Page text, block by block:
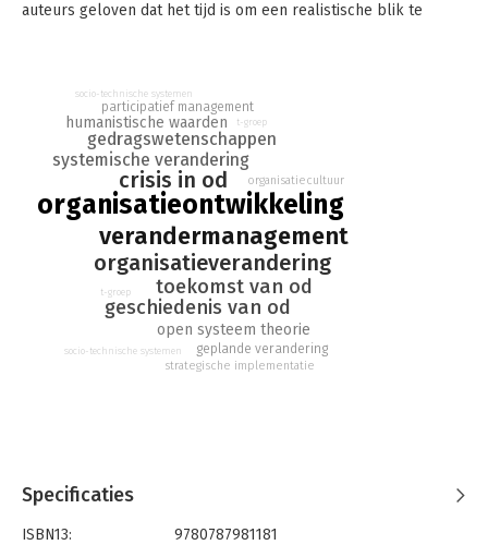
auteurs geloven dat het tijd is om een realistische blik te
blijven worstelen om zijn plaats en identiteit te vinden in de
huidige wereld.
organisatieontwikkeling
verandermanagement
organisatieverandering
crisis in od
toekomst van od
geschiedenis van od
systemische verandering
gedragswetenschappen
open systeem theorie
humanistische waarden
participatief management
geplande verandering
organisatiecultuur
strategische implementatie
t-groep
socio-technische systemen
t-groep
socio-technische systemen
Specificaties
ISBN13:
9780787981181